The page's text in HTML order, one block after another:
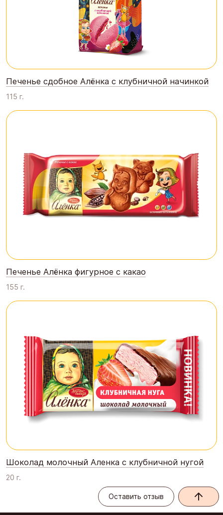
Печенье сдобное Алёнка с клубничной начинкой
115 г.
Печенье Алёнка фигурное с какао
155 г.
Шоколад молочный Аленка с клубничной нугой
20 г.
Оставить отзыв